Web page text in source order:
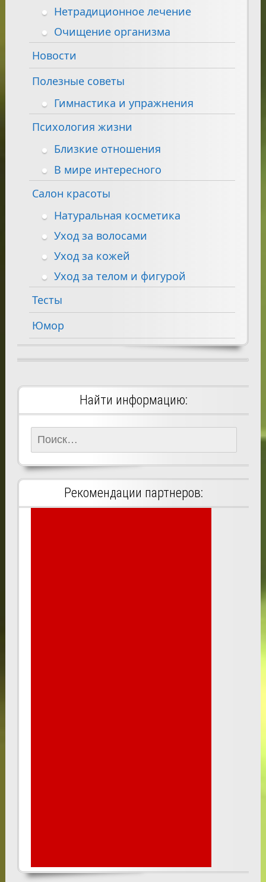
Нетрадиционное лечение
Очищение организма
Новости
Полезные советы
Гимнастика и упражнения
Психология жизни
Близкие отношения
В мире интересного
Салон красоты
Натуральная косметика
Уход за волосами
Уход за кожей
Уход за телом и фигурой
Тесты
Юмор
Найти информацию:
Найти:
Рекомендации партнеров: